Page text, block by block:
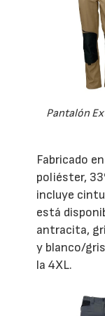
Pantalón
Fabricado
poliéster,
incluye
está
antracita,
y blanco/
la 4XL.